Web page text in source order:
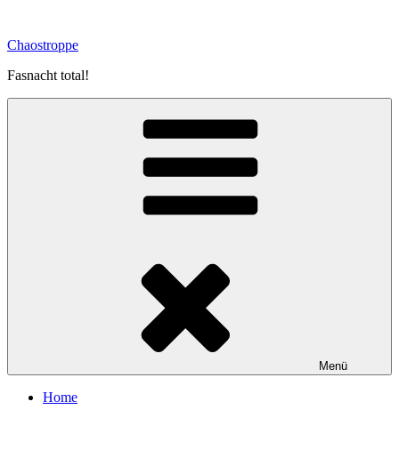
springen
Chaostroppe
Fasnacht total!
Menü
Home